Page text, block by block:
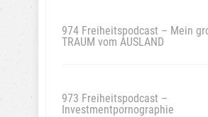
974 Freiheitspodcast – Mein
TRAUM vom AUSLAND
973 Freiheitspodcast –
Investmentpornographie